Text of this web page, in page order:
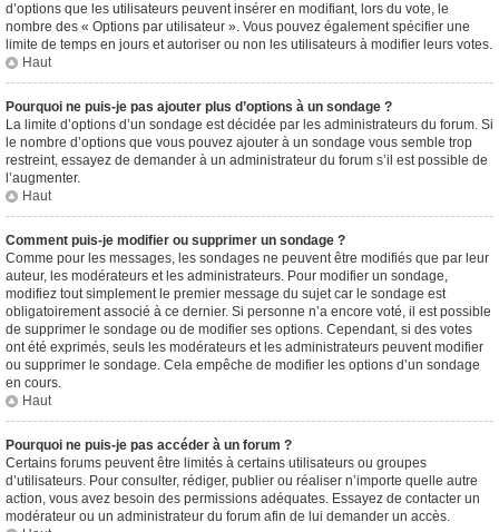
d’options que les utilisateurs peuvent insérer en modifiant, lors du vote, le
nombre des « Options par utilisateur ». Vous pouvez également spécifier une
limite de temps en jours et autoriser ou non les utilisateurs à modifier leurs votes.
Haut
Pourquoi ne puis-je pas ajouter plus d’options à un sondage ?
La limite d’options d’un sondage est décidée par les administrateurs du forum. Si
le nombre d’options que vous pouvez ajouter à un sondage vous semble trop
restreint, essayez de demander à un administrateur du forum s’il est possible de
l’augmenter.
Haut
Comment puis-je modifier ou supprimer un sondage ?
Comme pour les messages, les sondages ne peuvent être modifiés que par leur
auteur, les modérateurs et les administrateurs. Pour modifier un sondage,
modifiez tout simplement le premier message du sujet car le sondage est
obligatoirement associé à ce dernier. Si personne n’a encore voté, il est possible
de supprimer le sondage ou de modifier ses options. Cependant, si des votes
ont été exprimés, seuls les modérateurs et les administrateurs peuvent modifier
ou supprimer le sondage. Cela empêche de modifier les options d’un sondage
en cours.
Haut
Pourquoi ne puis-je pas accéder à un forum ?
Certains forums peuvent être limités à certains utilisateurs ou groupes
d’utilisateurs. Pour consulter, rédiger, publier ou réaliser n’importe quelle autre
action, vous avez besoin des permissions adéquates. Essayez de contacter un
modérateur ou un administrateur du forum afin de lui demander un accès.